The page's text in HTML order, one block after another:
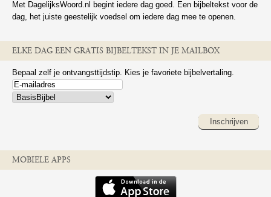
Met DagelijksWoord.nl begint iedere dag goed. Een bijbeltekst voor de
dag, het juiste geestelijk voedsel om iedere dag mee te openen.
ELKE DAG EEN GRATIS BIJBELTEKST IN JE MAILBOX
Bepaal zelf je ontvangsttijdstip. Kies je favoriete bijbelvertaling.
Inschrijven
MOBIELE APPS